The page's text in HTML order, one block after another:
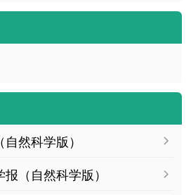
然科学版）
（自然科学版）